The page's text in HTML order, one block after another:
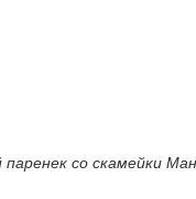
со скамейки